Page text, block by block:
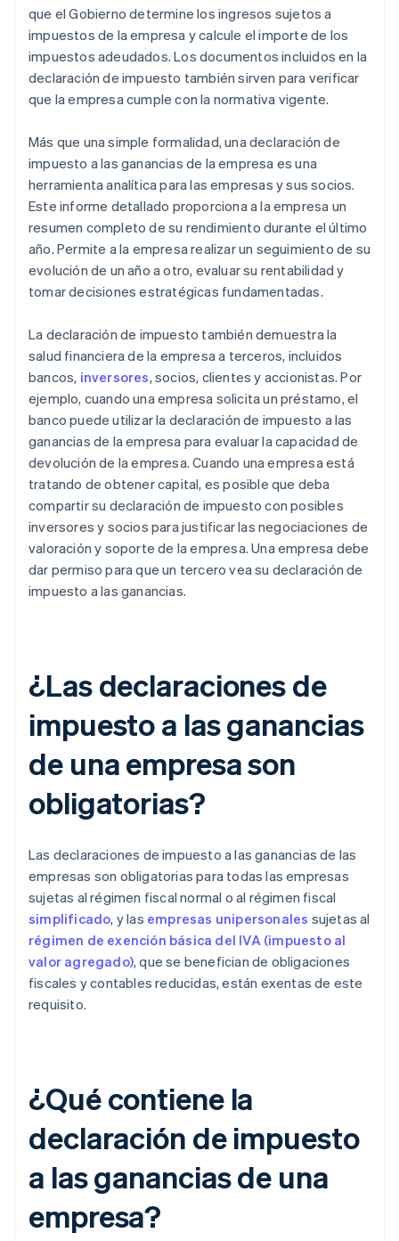
que el Gobierno determine los ingresos sujetos a
impuestos de la empresa y calcule el importe de los
impuestos adeudados. Los documentos incluidos en la
declaración de impuesto también sirven para verificar
que la empresa cumple con la normativa vigente.
Más que una simple formalidad, una declaración de
impuesto a las ganancias de la empresa es una
herramienta analítica para las empresas y sus socios.
Este informe detallado proporciona a la empresa un
resumen completo de su rendimiento durante el último
año. Permite a la empresa realizar un seguimiento de su
evolución de un año a otro, evaluar su rentabilidad y
tomar decisiones estratégicas fundamentadas.
La declaración de impuesto también demuestra la
salud financiera de la empresa a terceros, incluidos
bancos, inversores, socios, clientes y accionistas. Por
ejemplo, cuando una empresa solicita un préstamo, el
banco puede utilizar la declaración de impuesto a las
ganancias de la empresa para evaluar la capacidad de
devolución de la empresa. Cuando una empresa está
tratando de obtener capital, es posible que deba
compartir su declaración de impuesto con posibles
inversores y socios para justificar las negociaciones de
valoración y soporte de la empresa. Una empresa debe
dar permiso para que un tercero vea su declaración de
impuesto a las ganancias.
¿Las declaraciones de
impuesto a las ganancias
de una empresa son
obligatorias?
Las declaraciones de impuesto a las ganancias de las
empresas son obligatorias para todas las empresas
sujetas al régimen fiscal normal o al régimen fiscal
simplificado, y las empresas unipersonales sujetas al
régimen de exención básica del IVA (impuesto al
valor agregado), que se benefician de obligaciones
fiscales y contables reducidas, están exentas de este
requisito.
¿Qué contiene la
declaración de impuesto
a las ganancias de una
empresa?